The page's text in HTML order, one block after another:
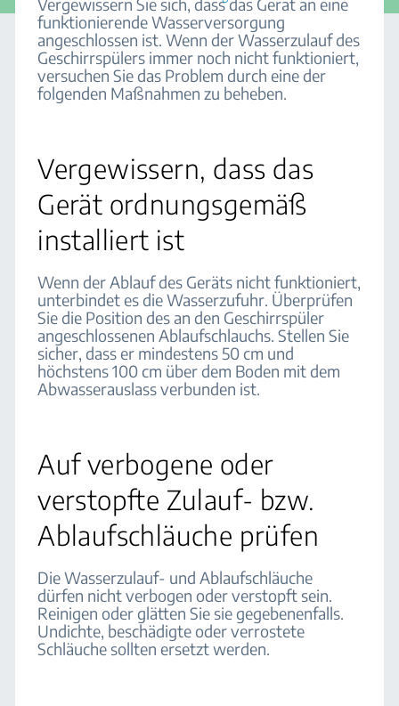
funktionierende Wasserversorgung
angeschlossen ist. Wenn der Wasserzulauf des
Geschirrspülers immer noch nicht funktioniert,
versuchen Sie das Problem durch eine der
folgenden Maßnahmen zu beheben.
Vergewissern, dass das
Gerät ordnungsgemäß
installiert ist
Wenn der Ablauf des Geräts nicht funktioniert,
unterbindet es die Wasserzufuhr. Überprüfen
Sie die Position des an den Geschirrspüler
angeschlossenen Ablaufschlauchs. Stellen Sie
sicher, dass er mindestens 50 cm und
höchstens 100 cm über dem Boden mit dem
Abwasserauslass verbunden ist.
Auf verbogene oder
verstopfte Zulauf- bzw.
Ablaufschläuche prüfen
Die Wasserzulauf- und Ablaufschläuche
dürfen nicht verbogen oder verstopft sein.
Reinigen oder glätten Sie sie gegebenenfalls.
Undichte, beschädigte oder verrostete
Schläuche sollten ersetzt werden.